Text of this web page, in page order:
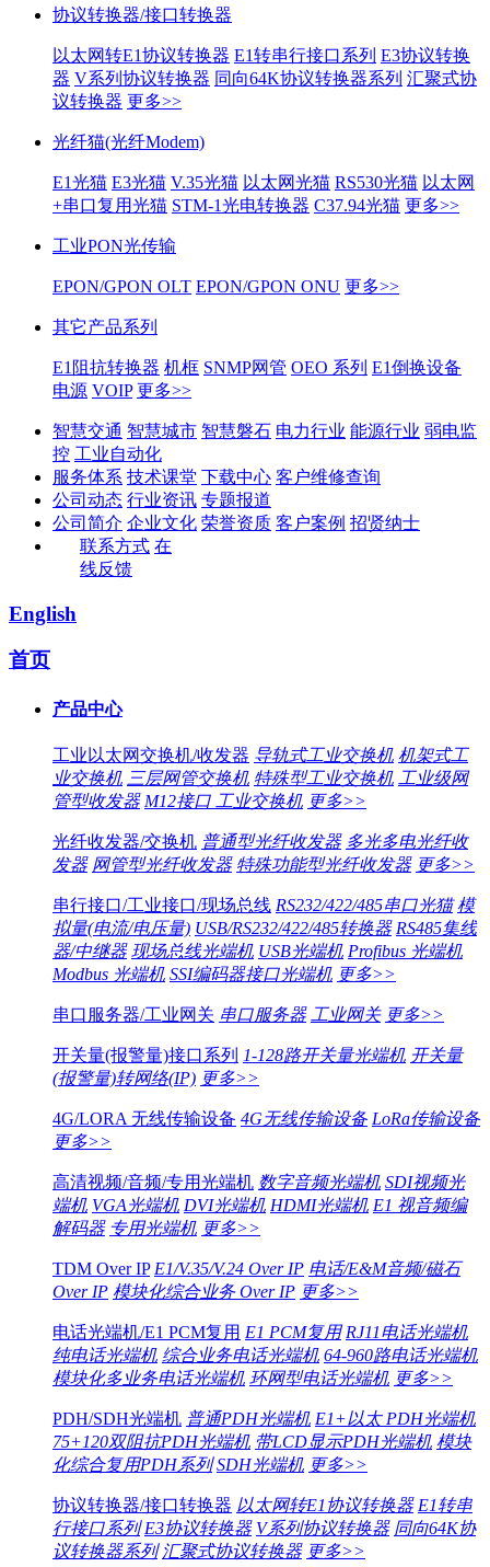
协议转换器/接口转换器
以太网转E1协议转换器 E1转串行接口系列 E3协议转换
器 V系列协议转换器 同向64K协议转换器系列 汇聚式协
议转换器 更多>>
光纤猫(光纤Modem)
E1光猫 E3光猫 V.35光猫 以太网光猫 RS530光猫 以太网
+串口复用光猫 STM-1光电转换器 C37.94光猫 更多>>
工业PON光传输
EPON/GPON OLT EPON/GPON ONU 更多>>
其它产品系列
E1阻抗转换器 机框 SNMP网管 OEO 系列 E1倒换设备
电源 VOIP 更多>>
智慧交通 智慧城市 智慧磐石 电力行业 能源行业 弱电监
控 工业自动化
服务体系 技术课堂 下载中心 客户维修查询
公司动态 行业资讯 专题报道
公司简介 企业文化 荣誉资质 客户案例 招贤纳士
联系方式 在
线反馈
English
首页
产品中心
工业以太网交换机/收发器 导轨式工业交换机 机架式工
业交换机 三层网管交换机 特殊型工业交换机 工业级网
管型收发器 M12接口 工业交换机 更多>>
光纤收发器/交换机 普通型光纤收发器 多光多电光纤收
发器 网管型光纤收发器 特殊功能型光纤收发器 更多>>
串行接口/工业接口/现场总线 RS232/422/485串口光猫 模
拟量(电流/电压量) USB/RS232/422/485转换器 RS485集线
器/中继器 现场总线光端机 USB光端机 Profibus 光端机
Modbus 光端机 SSI编码器接口光端机 更多>>
串口服务器/工业网关 串口服务器 工业网关 更多>>
开关量(报警量)接口系列 1-128路开关量光端机 开关量
(报警量)转网络(IP) 更多>>
4G/LORA 无线传输设备 4G无线传输设备 LoRa传输设备
更多>>
高清视频/音频/专用光端机 数字音频光端机 SDI视频光
端机 VGA光端机 DVI光端机 HDMI光端机 E1 视音频编
解码器 专用光端机 更多>>
TDM Over IP E1/V.35/V.24 Over IP 电话/E&M音频/磁石
Over IP 模块化综合业务 Over IP 更多>>
电话光端机/E1 PCM复用 E1 PCM复用 RJ11电话光端机
纯电话光端机 综合业务电话光端机 64-960路电话光端机
模块化多业务电话光端机 环网型电话光端机 更多>>
PDH/SDH光端机 普通PDH光端机 E1+以太 PDH光端机
75+120双阻抗PDH光端机 带LCD显示PDH光端机 模块
化综合复用PDH系列 SDH光端机 更多>>
协议转换器/接口转换器 以太网转E1协议转换器 E1转串
行接口系列 E3协议转换器 V系列协议转换器 同向64K协
议转换器系列 汇聚式协议转换器 更多>>